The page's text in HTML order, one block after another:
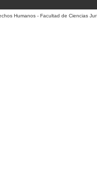
Humanos - Facultad de Ciencias